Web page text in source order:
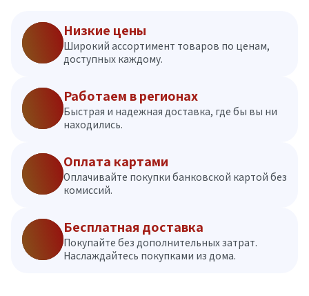
Низкие цены
Широкий ассортимент товаров по ценам,
доступных каждому.
Работаем в регионах
Быстрая и надежная доставка, где бы вы ни
находились.
Оплата картами
Оплачивайте покупки банковской картой без
комиссий.
Бесплатная доставка
Покупайте без дополнительных затрат.
Наслаждайтесь покупками из дома.